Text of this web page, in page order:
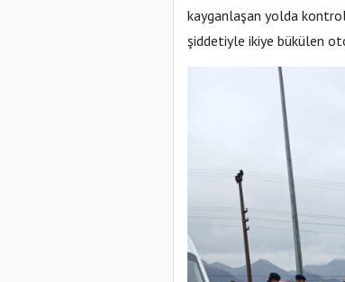
kayganlaşan yolda
şiddetiyle ikiye bükülen